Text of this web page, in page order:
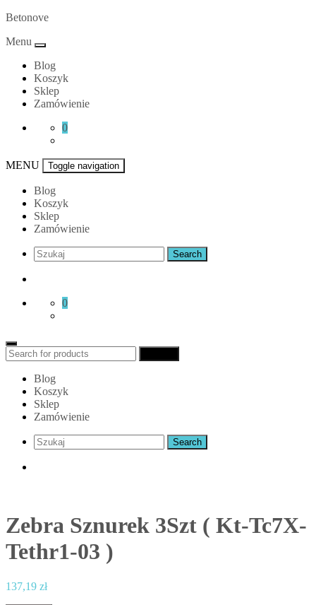
Skip
content
Betonove
Menu
Blog
Koszyk
Sklep
Zamówienie
0
MENU Toggle navigation
Blog
Koszyk
Sklep
Zamówienie
0
Search
for:
Blog
Koszyk
Sklep
Zamówienie
Zebra Sznurek 3Szt ( Kt-Tc7X-
Tethr1-03 )
137,19 zł